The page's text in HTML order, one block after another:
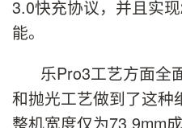
3.0快充协议，并且实
能。
乐Pro3工艺方面全
和抛光工艺做到了这种
整机宽度仅为73.9mm